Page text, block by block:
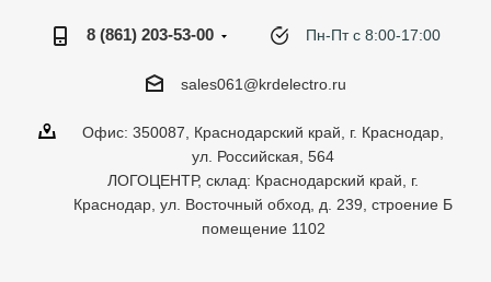
8 (861) 203-53-00 Пн-Пт с 8:00-17:00
sales061@krdelectro.ru
Офис: 350087, Краснодарский край, г. Краснодар,
ул. Российская, 564
ЛОГОЦЕНТР, склад: Краснодарский край, г.
Краснодар, ул. Восточный обход, д. 239, строение Б
помещение 1102